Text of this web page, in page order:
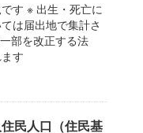
す ※ 出生・死亡に
は届出地で集計さ
部を改正する法
す
民人口（住民基